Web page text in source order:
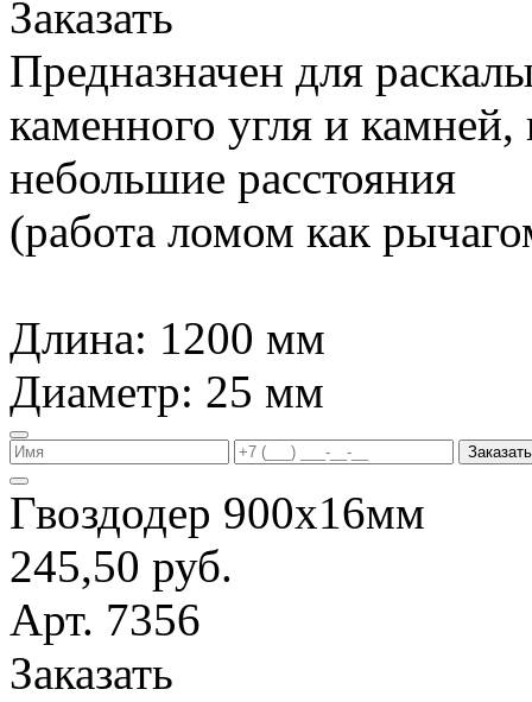
Заказать
Предназначен для
каменного угля и
небольшие расстояния
(работа ломом как
Длина: 1200 мм
Диаметр: 25 мм
Заказать
Гвоздодер 900х16мм
245,50 руб.
Арт. 7356
Заказать